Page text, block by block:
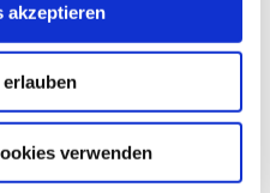
akzeptieren
verwenden
am Marktplatz,
2, 70173 Stuttgart,